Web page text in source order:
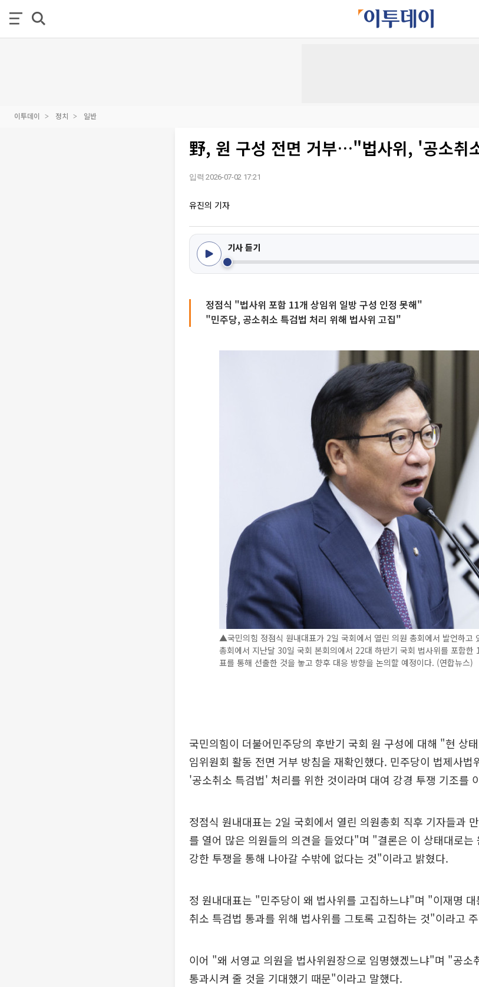
이투데이 정치 일반
野, 원 구성 전면 거부…"법사위, '공소취
입력 2026-07-02 17:21
유진의 기자
기사 듣기
정점식 "법사위 포함 11개 상임위 일방 구성 인정 못해"
"민주당, 공소취소 특검법 처리 위해 법사위 고집"
▲국민의힘 정점식 원내대표가 2일 국회에서 열린 의원 총회에서 발언하고
총회에서 지난달 30일 국회 본회의에서 22대 하반기 국회 법사위를 포함한
표를 통해 선출한 것을 놓고 향후 대응 방향을 논의할 예정이다. (연합뉴스)
국민의힘이 더불어민주당의 후반기 국회 원 구성에 대해 "현 상
임위원회 활동 전면 거부 방침을 재확인했다. 민주당이 법제사법
'공소취소 특검법' 처리를 위한 것이라며 대여 강경 투쟁 기조를
정점식 원내대표는 2일 국회에서 열린 의원총회 직후 기자들과
를 열어 많은 의원들의 의견을 들었다"며 "결론은 이 상태대로는
강한 투쟁을 통해 나아갈 수밖에 없다는 것"이라고 밝혔다.
정 원내대표는 "민주당이 왜 법사위를 고집하느냐"며 "이재명
취소 특검법 통과를 위해 법사위를 그토록 고집하는 것"이라고
이어 "왜 서영교 의원을 법사위원장으로 임명했겠느냐"며 "공소
통과시켜 줄 것을 기대했기 때문"이라고 말했다.